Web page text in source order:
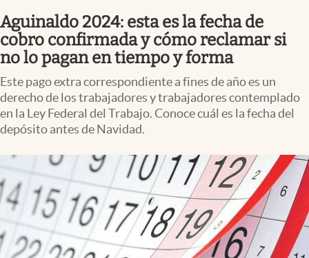
Pc y celular
Vida y estilo
Tv
Clima
abre en nueva pestaña
México
Aguinaldo 2024: esta es la fecha de
cobro confirmada y cómo reclamar si
no lo pagan en tiempo y forma
Este pago extra correspondiente a fines de año es un
derecho de los trabajadores y trabajadores contemplado
en la Ley Federal del Trabajo. Conoce cuál es la fecha del
depósito antes de Navidad.